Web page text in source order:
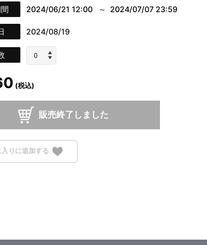
2024/06/21 12:00 2024/07/07 23:59
2024/08/19
(税込)
販売終了しました
りに追加する